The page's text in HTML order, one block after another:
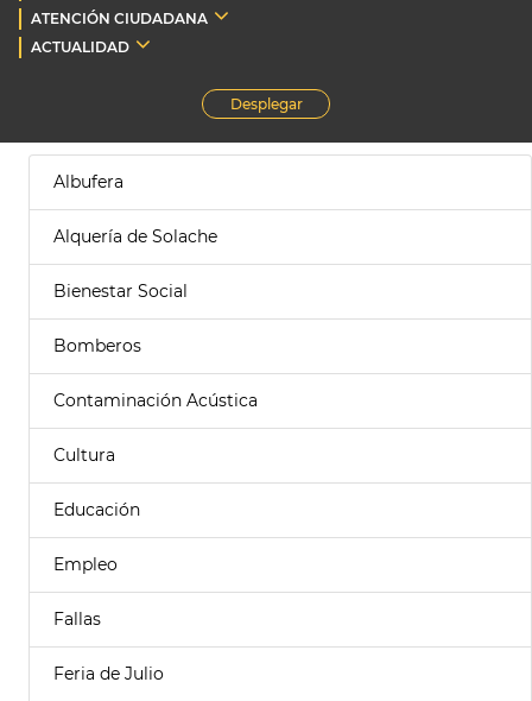
ATENCIÓN CIUDADANA
ACTUALIDAD
Desplegar
Albufera
Alquería de Solache
Bienestar Social
Bomberos
Contaminación Acústica
Cultura
Educación
Empleo
Fallas
Feria de Julio